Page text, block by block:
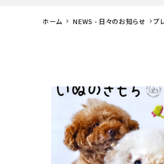
GOOD MANNERS
series
おやつ（ジャーキー系・
ソーセージ）
消臭・ケア・
防災用品
ホーム NEWS - 日々のお知らせ プ